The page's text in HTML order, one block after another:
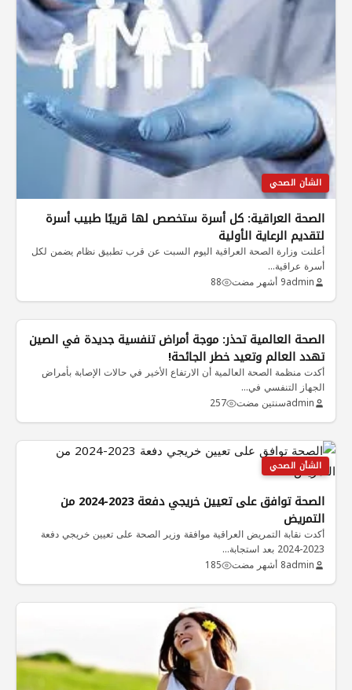
الشأن الصحي
الصحة العراقية: كل أسرة ستخصص لها قريبًا طبيب أسرة
لتقديم الرعاية الأولية
أعلنت وزارة الصحة العراقية اليوم السبت عن قرب تطبيق نظام يضمن لكل
أسرة عراقية…
admin9 أشهر مضت 88
الصحة العالمية تحذر: موجة أمراض تنفسية جديدة في الصين
تهدد العالم وتعيد خطر الجائحة!
أكدت منظمة الصحة العالمية أن الارتفاع الأخير في حالات الإصابة بأمراض
الجهاز التنفسي في…
adminسنتين مضت 257
الشأن الصحي
الصحة توافق على تعيين خريجي دفعة 2023-2024 من
التمريض
أكدت نقابة التمريض العراقية موافقة وزير الصحة على تعيين خريجي دفعة
2023-2024 بعد استجابة…
admin8 أشهر مضت 185